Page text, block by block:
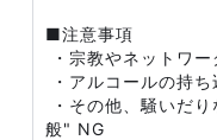
■注意事項
・宗教やネットワ
・アルコールの持ち
・その他、騒いだ
般" NG